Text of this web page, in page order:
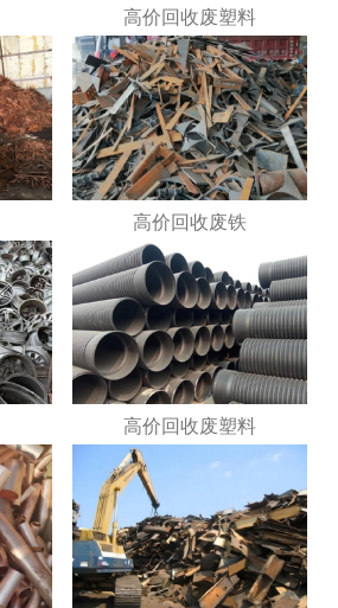
高价回收废塑料
高价回收废铁
高价回收废塑料